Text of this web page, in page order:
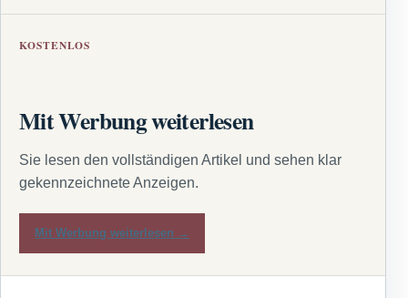
KOSTENLOS
Mit Werbung weiterlesen
Sie lesen den vollständigen Artikel und sehen klar
gekennzeichnete Anzeigen.
Mit Werbung weiterlesen →